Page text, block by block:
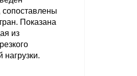
сопоставлены
Показана
из